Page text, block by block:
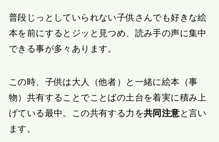
普段じっとしていられない子供さんでも好きな絵
本を前にするとジッと見つめ、読み手の声に集中
できる事が多々あります。
この時、子供は大人（他者）と一緒に絵本（事
物）共有することでことばの土台を着実に積み上
げている最中。この共有する力を共同注意 と言い
ます。